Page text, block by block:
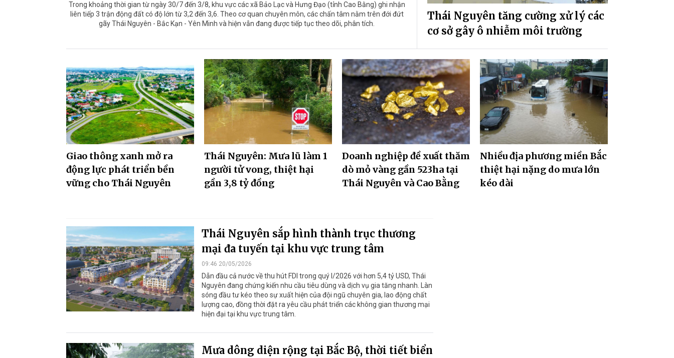
Trong khoảng thời gian từ ngày 30/7 đến 3/8, khu vực các xã Bảo Lạc và Hưng Đạo (tỉnh Cao Bằng) ghi nhận
liên tiếp 3 trận động đất có độ lớn từ 3,2 đến 3,6. Theo cơ quan chuyên môn, các chấn tâm nằm trên đới đứt
gãy Thái Nguyên - Bắc Kạn - Yên Minh và hiện vẫn đang được tiếp tục theo dõi, phân tích.
Thái Nguyên tăng cường xử lý các
cơ sở gây ô nhiễm môi trường
Giao thông xanh mở ra
động lực phát triển bền
vững cho Thái Nguyên
Thái Nguyên: Mưa lũ làm 1
người tử vong, thiệt hại
gần 3,8 tỷ đồng
Doanh nghiệp đề xuất thăm
dò mỏ vàng gần 523ha tại
Thái Nguyên và Cao Bằng
Nhiều địa phương miền Bắc
thiệt hại nặng do mưa lớn
kéo dài
Thái Nguyên sắp hình thành trục thương
mại đa tuyến tại khu vực trung tâm
09:46 20/05/2026
Dẫn đầu cả nước về thu hút FDI trong quý I/2026 với hơn 5,4 tỷ USD, Thái
Nguyên đang chứng kiến nhu cầu tiêu dùng và dịch vụ gia tăng nhanh. Làn
sóng đầu tư kéo theo sự xuất hiện của đội ngũ chuyên gia, lao động chất
lượng cao, đồng thời đặt ra yêu cầu phát triển các không gian thương mại
hiện đại tại khu vực trung tâm.
Mưa dông diện rộng tại Bắc Bộ, thời tiết biển